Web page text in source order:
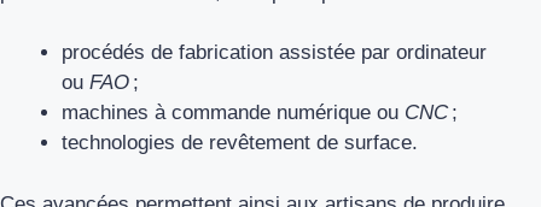
procédés de fabrication assistée par ordinateur
ou FAO ;
machines à commande numérique ou CNC;
technologies de revêtement de surface.